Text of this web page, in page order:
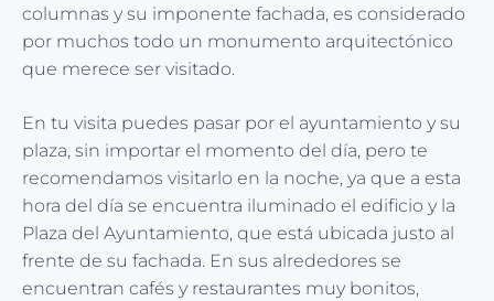
columnas y su imponente fachada, es considerado
por muchos todo un monumento arquitectónico
que merece ser visitado.
En tu visita puedes pasar por el ayuntamiento y su
plaza, sin importar el momento del día, pero te
recomendamos visitarlo en la noche, ya que a esta
hora del día se encuentra iluminado el edificio y la
Plaza del Ayuntamiento, que está ubicada justo al
frente de su fachada. En sus alrededores se
encuentran cafés y restaurantes muy bonitos,